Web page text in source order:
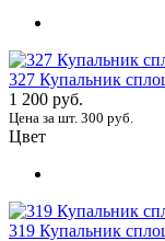
327 Купальник
1 200 руб.
Цена за шт. 300 руб.
Цвет
319 Купальник